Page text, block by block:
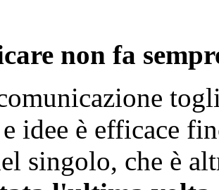
non fa
idee è efficace
singolo, che è